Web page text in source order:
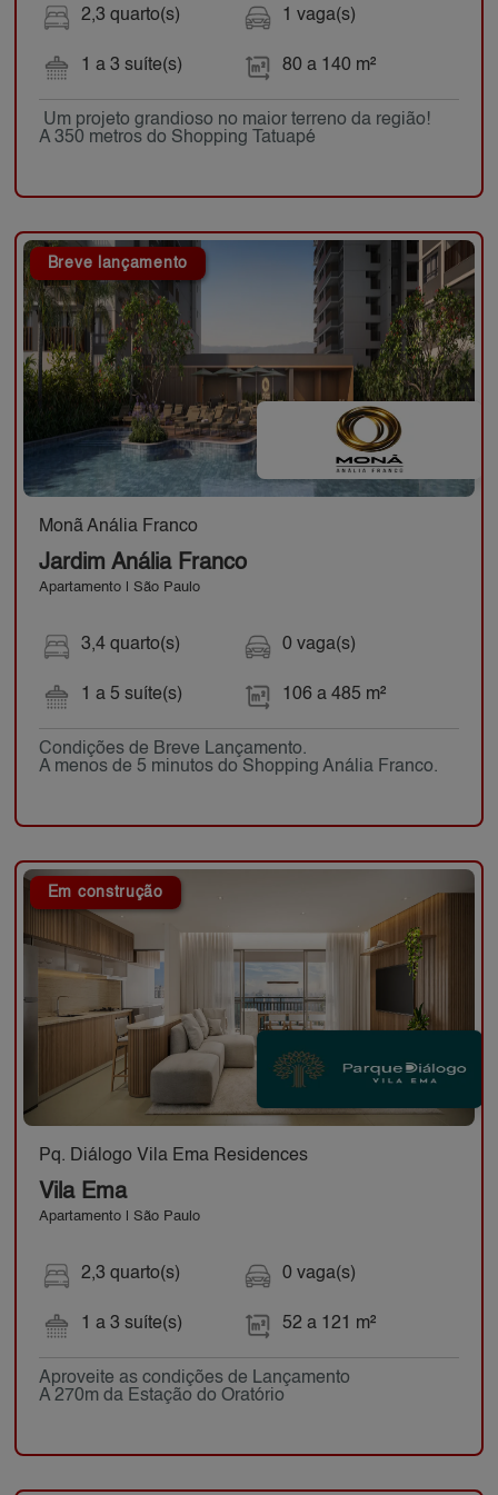
2,3 quarto(s)
1 a 3 suíte(s)
1 vaga(s)
80 a 140 m²
Um projeto grandioso no maior terreno da região!
A 350 metros do Shopping Tatuapé
Breve lançamento
Monã Anália Franco
Jardim Anália Franco
Apartamento | São Paulo
3,4 quarto(s)
1 a 5 suíte(s)
0 vaga(s)
106 a 485 m²
Condições de Breve Lançamento.
A menos de 5 minutos do Shopping Anália Franco.
Em construção
Pq. Diálogo Vila Ema Residences
Vila Ema
Apartamento | São Paulo
2,3 quarto(s)
1 a 3 suíte(s)
0 vaga(s)
52 a 121 m²
Aproveite as condições de Lançamento
A 270m da Estação do Oratório